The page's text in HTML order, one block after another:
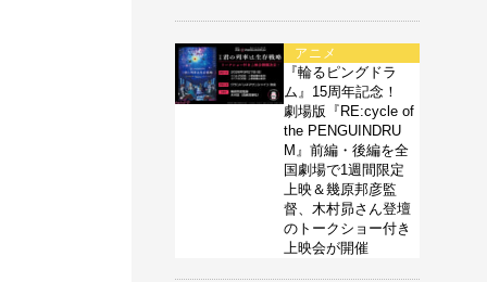
アニメ
『輪るピングドラ
ム』15周年記念！
劇場版『RE:cycle of
the PENGUINDRU
M』前編・後編を全
国劇場で1週間限定
上映＆幾原邦彦監
督、木村昴さん登壇
のトークショー付き
上映会が開催